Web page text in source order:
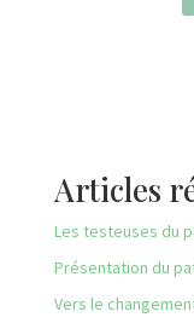
Articles
Les testeuses du
Présentation du
Vers le